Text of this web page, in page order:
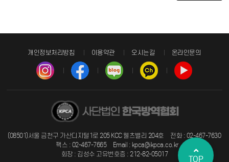
개인정보처리방침 이용약관 오시는길 온라인문의
(08501)서울 금천구 가산디지털1로 205 KCC 웰츠밸리 204호 전화 : 02-467-7630
팩스 : 02-467-7665 Email : kpca@ikpca.co.kr
회장 : 김성수 고유번호증 : 212-82-05017
TOP